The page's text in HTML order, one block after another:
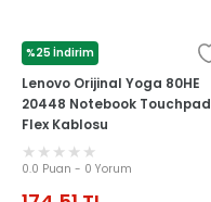
%25 İndirim
LENOVO
Lenovo Orijinal Yoga 80HE
20448 Notebook Touchpad
Flex Kablosu
0.0 Puan - 0 Yorum